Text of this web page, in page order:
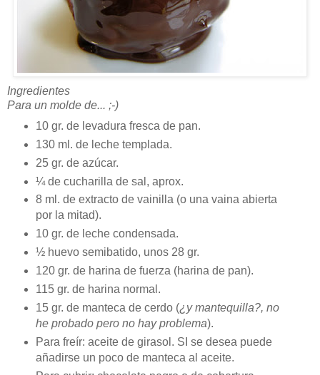
Ingredientes
Para un molde de... ;-)
10 gr. de levadura fresca de pan.
130 ml. de leche templada.
25 gr. de azúcar.
¼ de cucharilla de sal, aprox.
8 ml. de extracto de vainilla (o una vaina abierta
por la mitad).
10 gr. de leche condensada.
½ huevo semibatido, unos 28 gr.
120 gr. de harina de fuerza (harina de pan).
115 gr. de harina normal.
15 gr. de manteca de cerdo (¿y mantequilla?, no
he probado pero no hay problema).
Para freír: aceite de girasol. SI se desea puede
añadirse un poco de manteca al aceite.